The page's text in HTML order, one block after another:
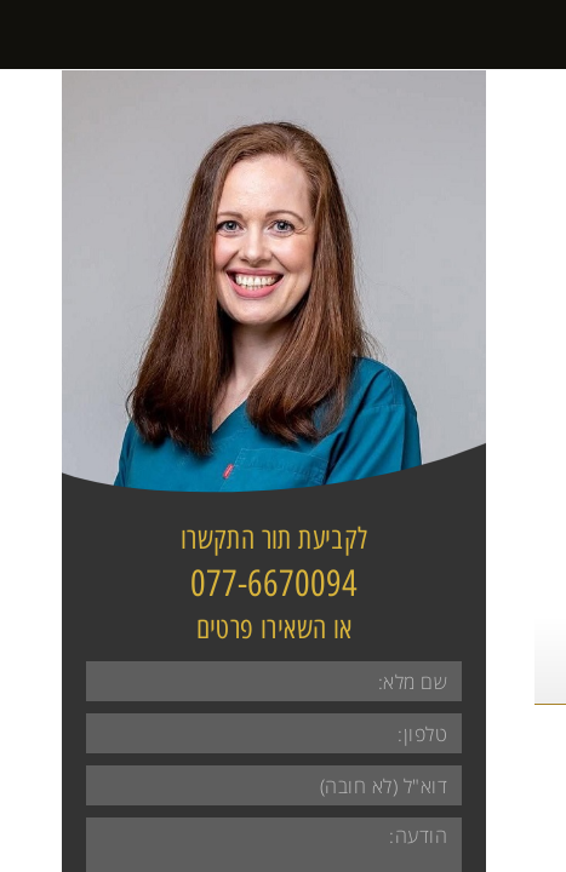
לקביעת תור התקשרו
077-6670094
או השאירו פרטים​